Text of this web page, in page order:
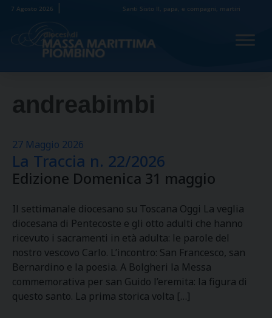
Skip
content
7 Agosto 2026 Santi Sisto II, papa, e compagni, martiri
andreabimbi
27 Maggio 2026
La Traccia n. 22/2026
Edizione Domenica 31 maggio
Il settimanale diocesano su Toscana Oggi La veglia
diocesana di Pentecoste e gli otto adulti che hanno
ricevuto i sacramenti in età adulta: le parole del
nostro vescovo Carlo. L’incontro: San Francesco, san
Bernardino e la poesia. A Bolgheri la Messa
commemorativa per san Guido l’eremita: la figura di
questo santo. La prima storica volta […]